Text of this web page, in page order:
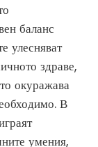
баланс
улесняват
здраве,
окуражава
В
умения,